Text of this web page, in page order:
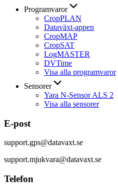
Programvaror
CropPLAN
Dataväxt-appen
CropMAP
CropSAT
LogMASTER
DVTime
Visa alla programvaror
Sensorer
Yara N-Sensor ALS 2
Visa alla sensorer
E-post
support.gps@datavaxt.se
support.mjukvara@datavaxt.se
Telefon